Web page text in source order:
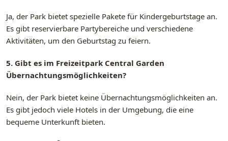
Ja, der Park bietet spezielle Pakete für Kindergeburtstage an.
Es gibt reservierbare Partybereiche und verschiedene
Aktivitäten, um den Geburtstag zu feiern.
5. Gibt es im Freizeitpark Central Garden
Übernachtungsmöglichkeiten?
Nein, der Park bietet keine Übernachtungsmöglichkeiten an.
Es gibt jedoch viele Hotels in der Umgebung, die eine
bequeme Unterkunft bieten.